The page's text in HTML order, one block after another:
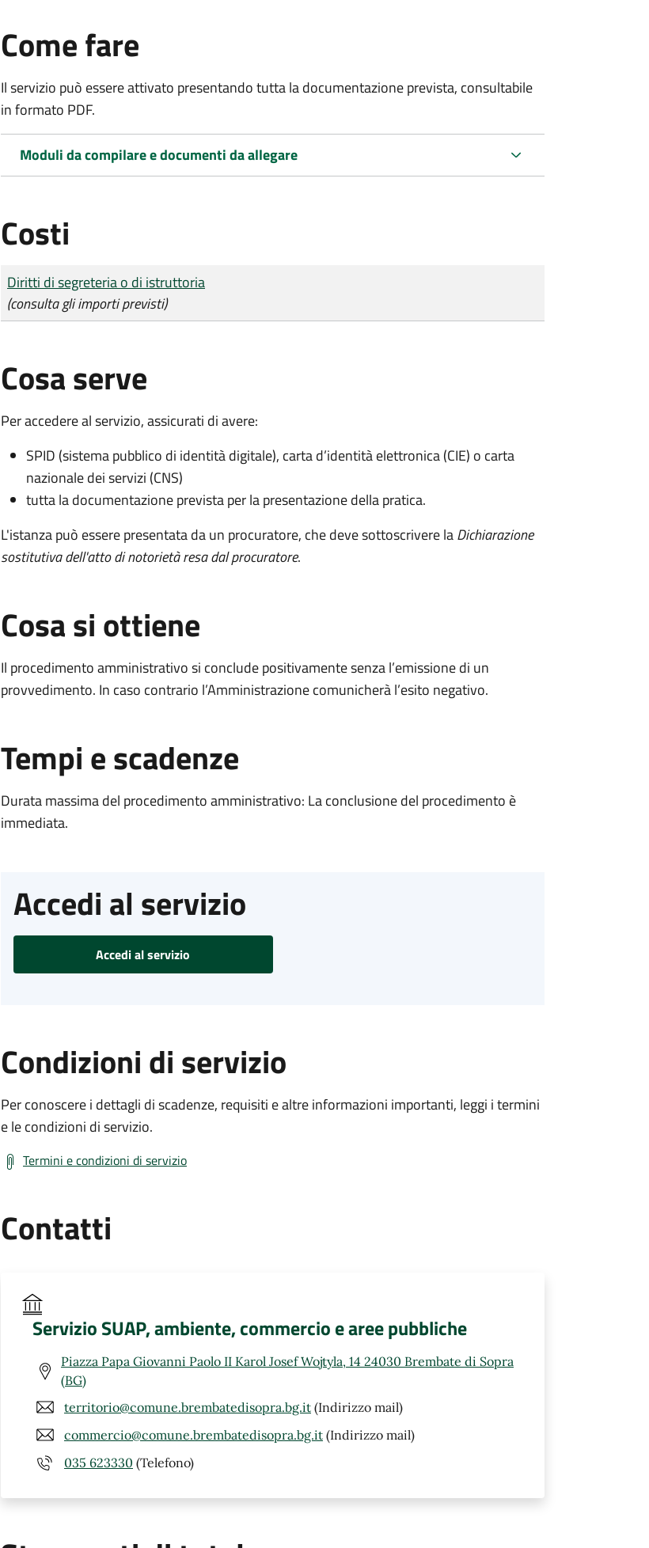
Come fare
Il servizio può essere attivato presentando tutta la documentazione prevista, consultabile
in formato PDF.
Moduli da compilare e documenti da allegare
Costi
Tipo di pagamento
Importo
Diritti di segreteria o di istruttoria
(consulta gli importi previsti)
Cosa serve
Per accedere al servizio, assicurati di avere:
SPID (sistema pubblico di identità digitale), carta d’identità elettronica (CIE) o carta
nazionale dei servizi (CNS)
tutta la documentazione prevista per la presentazione della pratica.
L'istanza può essere presentata da un procuratore, che deve sottoscrivere laDichiarazione
sostitutiva dell'atto di notorietà resa dal procuratore.
Cosa si ottiene
Il procedimento amministrativo si conclude positivamente senza l’emissione di un
provvedimento. In caso contrario l’Amministrazione comunicherà l’esito negativo.
Tempi e scadenze
Durata massima del procedimento amministrativo: La conclusione del procedimento è
immediata.
Accedi al servizio
Accedi al servizio
Condizioni di servizio
Per conoscere i dettagli di scadenze, requisiti e altre informazioni importanti, leggi i termini
e le condizioni di servizio.
Termini e condizioni di servizio
Contatti
Servizio SUAP, ambiente, commercio e aree pubbliche
Piazza Papa Giovanni Paolo II Karol Josef Wojtyla, 14 24030 Brembate di Sopra
(BG)
territorio@comune.brembatedisopra.bg.it (Indirizzo mail)
commercio@comune.brembatedisopra.bg.it (Indirizzo mail)
035 623330 (Telefono)